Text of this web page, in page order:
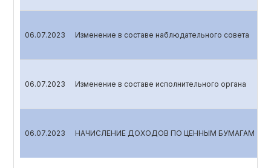
06.07.2023 Изменение в составе наблюдательного совета
06.07.2023 Изменение в составе исполнительного органа
06.07.2023 НАЧИСЛЕНИЕ ДОХОДОВ ПО ЦЕННЫМ БУМАГАМ